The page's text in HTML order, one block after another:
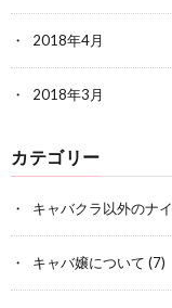
2018年4月
2018年3月
カテゴリー
キャバクラ以外のナ
キャバ嬢について (7)